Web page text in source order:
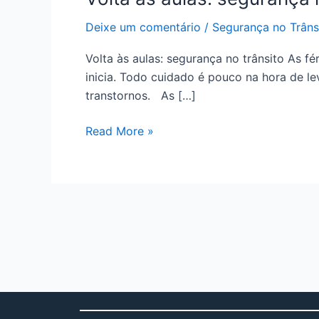
Deixe um comentário / Segurança no
Volta às aulas: segurança no trânsito As
inicia. Todo cuidado é pouco na hora de
transtornos. As […]
no
trânsito
Read More »